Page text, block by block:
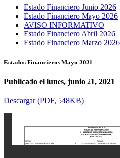
Estado Financiero Junio 2026
Estado Financiero Mayo 2026
AVISO INFORMATIVO
Estado Financiero Abril 2026
Estado Financiero Marzo 2026
Estados Financieros Mayo 2021
Publicado el lunes, junio 21, 2021
Descargar (PDF, 548KB)